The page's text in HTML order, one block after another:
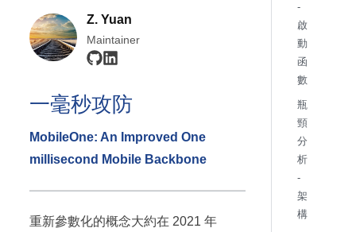
Z. Yuan
Maintainer
一毫秒攻防
MobileOne: An Improved One
millisecond Mobile Backbone
重新參數化的概念大約在 2021 年
-
啟
動
函
數
瓶
頸
分
析
-
架
構